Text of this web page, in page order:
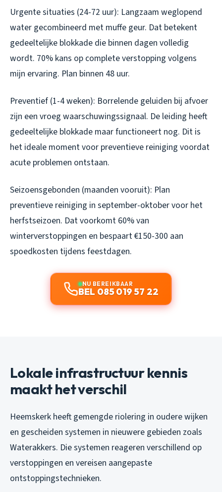
Urgente situaties (24-72 uur): Langzaam weglopend
water gecombineerd met muffe geur. Dat betekent
gedeeltelijke blokkade die binnen dagen volledig
wordt. 70% kans op complete verstopping volgens
mijn ervaring. Plan binnen 48 uur.
Preventief (1-4 weken): Borrelende geluiden bij afvoer
zijn een vroeg waarschuwingssignaal. De leiding heeft
gedeeltelijke blokkade maar functioneert nog. Dit is
het ideale moment voor preventieve reiniging voordat
acute problemen ontstaan.
Seizoensgebonden (maanden vooruit): Plan
preventieve reiniging in september-oktober voor het
herfstseizoen. Dat voorkomt 60% van
winterverstoppingen en bespaart €150-300 aan
spoedkosten tijdens feestdagen.
NU BEREIKBAAR
BEL 085 019 57 22
Lokale infrastructuur kennis
maakt het verschil
Heemskerk heeft gemengde riolering in oudere wijken
en gescheiden systemen in nieuwere gebieden zoals
Waterakkers. Die systemen reageren verschillend op
verstoppingen en vereisen aangepaste
ontstoppingstechnieken.